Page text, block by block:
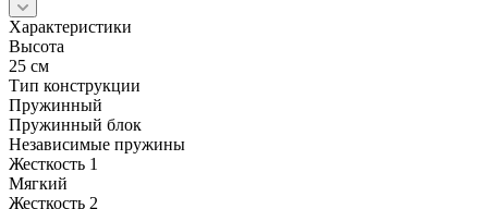
Характеристики
Высота
25 см
Тип конструкции
Пружинный
Пружинный блок
Независимые пружины
Жесткость 1
Мягкий
Жесткость 2